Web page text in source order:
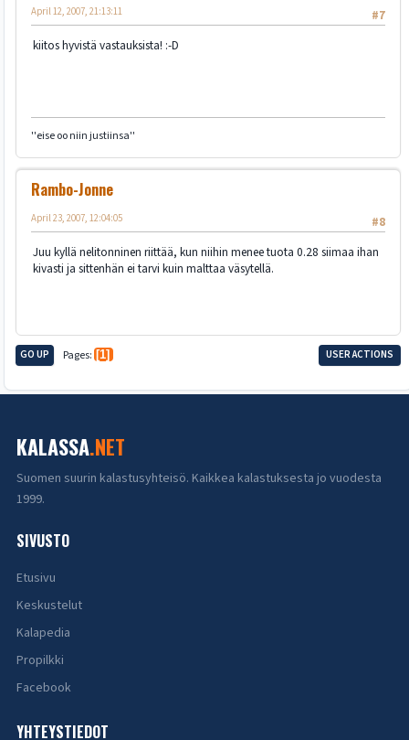
#7
April 12, 2007, 21:13:11
kiitos hyvistä vastauksista! :-D
''eise oo niin justiinsa''
Rambo-Jonne
#8
April 23, 2007, 12:04:05
Juu kyllä nelitonninen riittää, kun niihin menee tuota 0.28 siimaa ihan
kivasti ja sittenhän ei tarvi kuin malttaa väsytellä.
GO UP Pages 1 USER ACTIONS
KALASSA.NET
Suomen suurin kalastusyhteisö. Kaikkea kalastuksesta jo vuodesta
1999.
SIVUSTO
Etusivu
Keskustelut
Kalapedia
Propilkki
Facebook
YHTEYSTIEDOT